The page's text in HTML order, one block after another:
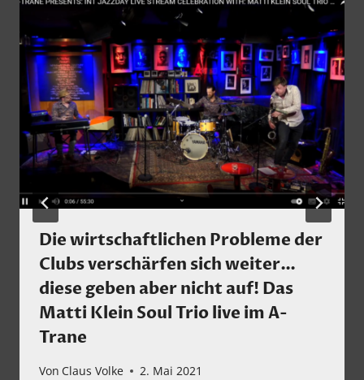
Die wirtschaftlichen Probleme der
Clubs verschärfen sich weiter…
diese geben aber nicht auf! Das
Matti Klein Soul Trio live im A-
Trane
Von Claus Volke 2. Mai 2021